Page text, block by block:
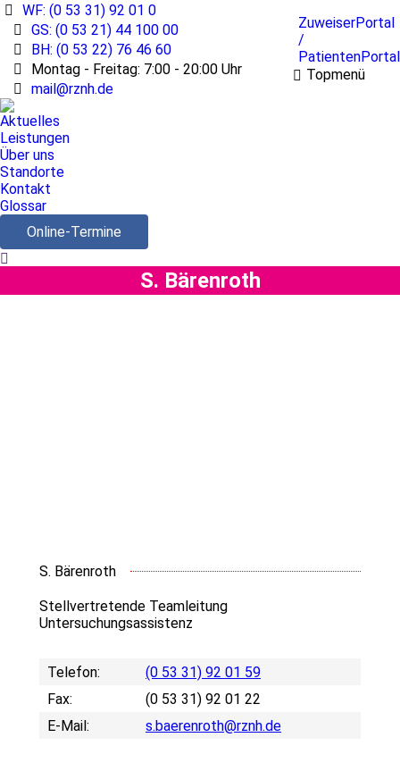
WF: (0 53 31) 92 01 0
GS: (0 53 21) 44 100 00
BH: (0 53 22) 76 46 60
Montag - Freitag: 7:00 - 20:00 Uhr
mail@rznh.de
ZuweiserPortal
/
PatientenPortal
Topmenü
Aktuelles
Leistungen
Über uns
Standorte
Kontakt
Glossar
Online-Termine
Search:
S. Bärenroth
S. Bärenroth
Stellvertretende Teamleitung
Untersuchungsassistenz
Telefon:
(0 53 31) 92 01 59
Fax:
(0 53 31) 92 01 22
E-Mail:
s.baerenroth@rznh.de